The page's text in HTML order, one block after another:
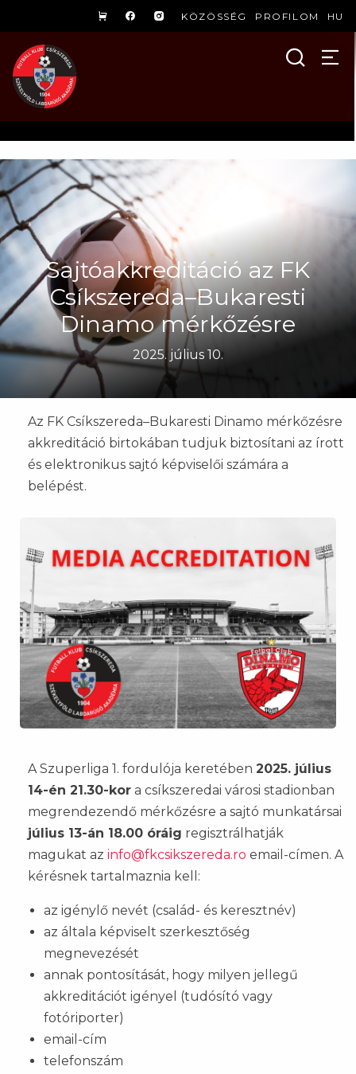
KÖZÖSSÉG PROFILOM HU
Sajtóakkreditáció az FK
Csíkszereda–Bukaresti
Dinamo mérkőzésre
2025. július 10.
Az FK Csíkszereda–Bukaresti Dinamo mérkőzésre
akkreditáció birtokában tudjuk biztosítani az írott
és elektronikus sajtó képviselői számára a
belépést.
A Szuperliga 1. fordulója keretében 2025. július
14-én 21.30-kor a csíkszeredai városi stadionban
megrendezendő mérkőzésre a sajtó munkatársai
július 13-án 18.00 óráig regisztrálhatják
magukat az info@fkcsikszereda.ro email-címen. A
kérésnek tartalmaznia kell:
az igénylő nevét (család- és keresztnév)
az általa képviselt szerkesztőség
megnevezését
annak pontosítását, hogy milyen jellegű
akkreditációt igényel (tudósító vagy
fotóriporter)
email-cím
telefonszám